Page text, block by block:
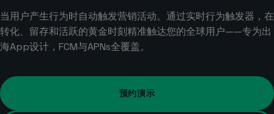
当用户产生行为时自动触发营销活动。通过实时行为触发器，在
转化、留存和活跃的黄金时刻精准触达您的全球用户——专为出
海App设计，FCM与APNs全覆盖。
预约演示